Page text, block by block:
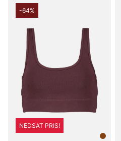
-64%
NEDSAT PRIS!